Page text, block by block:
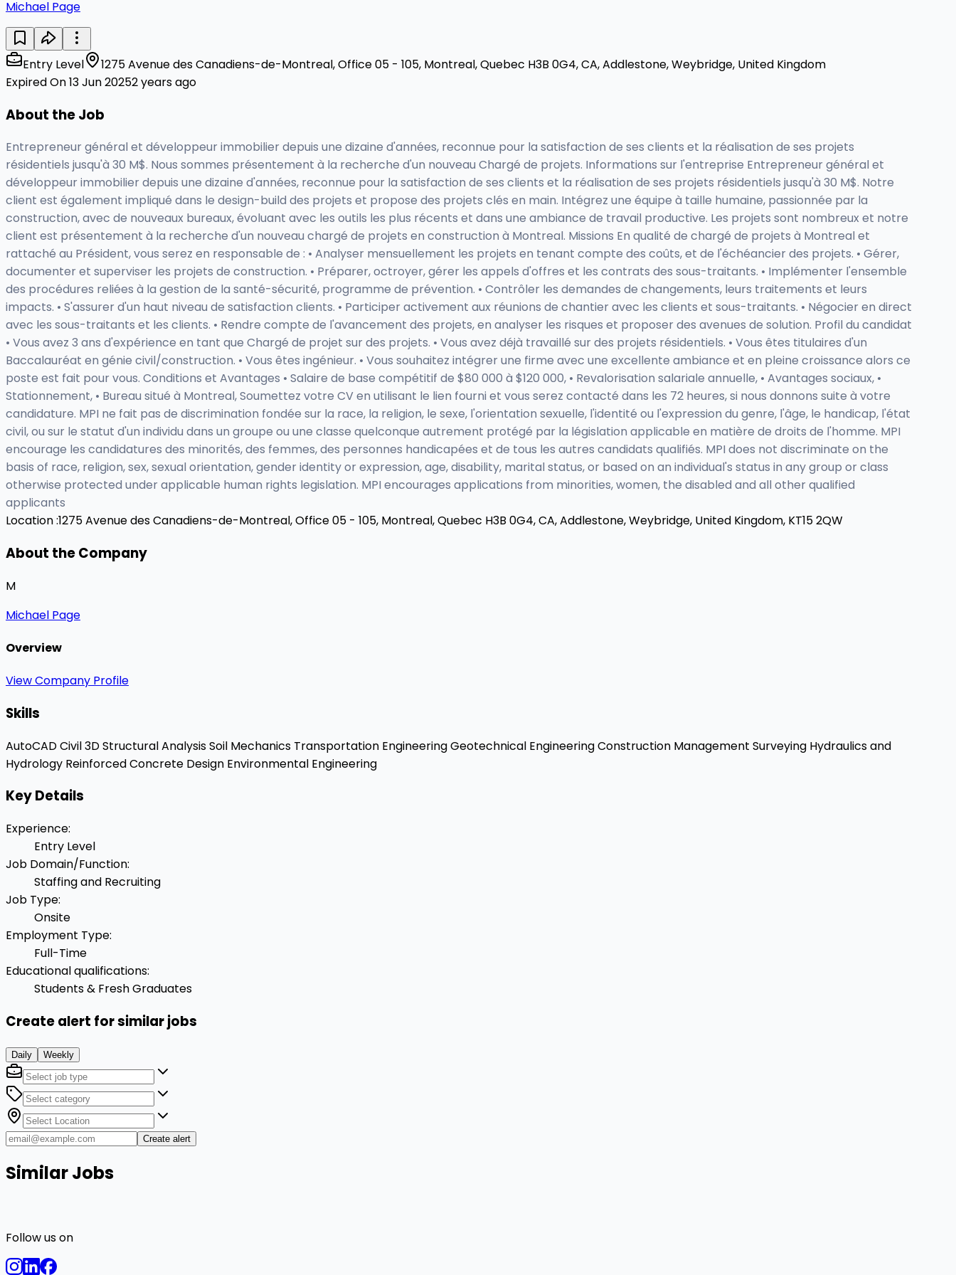
Michael Page
Entry Level
1275 Avenue des Canadiens-de-Montreal, Office 05 - 105, Montreal, Quebec H3B 0G4, CA, Addlestone, Weybridge, United Kingdom
Expired On 13 Jun 20252 years ago
About the Job
Entrepreneur général et développeur immobilier depuis une dizaine d'années, reconnue pour la satisfaction de ses clients et la réalisation de ses projets
résidentiels jusqu'à 30 M$. Nous sommes présentement à la recherche d'un nouveau Chargé de projets. Informations sur l'entreprise Entrepreneur général et
développeur immobilier depuis une dizaine d'années, reconnue pour la satisfaction de ses clients et la réalisation de ses projets résidentiels jusqu'à 30 M$. Notre
client est également impliqué dans le design-build des projets et propose des projets clés en main. Intégrez une équipe à taille humaine, passionnée par la
construction, avec de nouveaux bureaux, évoluant avec les outils les plus récents et dans une ambiance de travail productive. Les projets sont nombreux et notre
client est présentement à la recherche d'un nouveau chargé de projets en construction à Montreal. Missions En qualité de chargé de projets à Montreal et
rattaché au Président, vous serez en responsable de : • Analyser mensuellement les projets en tenant compte des coûts, et de l'échéancier des projets. • Gérer,
documenter et superviser les projets de construction. • Préparer, octroyer, gérer les appels d'offres et les contrats des sous-traitants. • Implémenter l'ensemble
des procédures reliées à la gestion de la santé-sécurité, programme de prévention. • Contrôler les demandes de changements, leurs traitements et leurs
impacts. • S'assurer d'un haut niveau de satisfaction clients. • Participer activement aux réunions de chantier avec les clients et sous-traitants. • Négocier en direct
avec les sous-traitants et les clients. • Rendre compte de l'avancement des projets, en analyser les risques et proposer des avenues de solution. Profil du candidat
• Vous avez 3 ans d'expérience en tant que Chargé de projet sur des projets. • Vous avez déjà travaillé sur des projets résidentiels. • Vous êtes titulaires d'un
Baccalauréat en génie civil/construction. • Vous êtes ingénieur. • Vous souhaitez intégrer une firme avec une excellente ambiance et en pleine croissance alors ce
poste est fait pour vous. Conditions et Avantages • Salaire de base compétitif de $80 000 à $120 000, • Revalorisation salariale annuelle, • Avantages sociaux, •
Stationnement, • Bureau situé à Montreal, Soumettez votre CV en utilisant le lien fourni et vous serez contacté dans les 72 heures, si nous donnons suite à votre
candidature. MPI ne fait pas de discrimination fondée sur la race, la religion, le sexe, l'orientation sexuelle, l'identité ou l'expression du genre, l'âge, le handicap, l'état
civil, ou sur le statut d'un individu dans un groupe ou une classe quelconque autrement protégé par la législation applicable en matière de droits de l'homme. MPI
encourage les candidatures des minorités, des femmes, des personnes handicapées et de tous les autres candidats qualifiés. MPI does not discriminate on the
basis of race, religion, sex, sexual orientation, gender identity or expression, age, disability, marital status, or based on an individual's status in any group or class
otherwise protected under applicable human rights legislation. MPI encourages applications from minorities, women, the disabled and all other qualified
applicants
Location :1275 Avenue des Canadiens-de-Montreal, Office 05 - 105, Montreal, Quebec H3B 0G4, CA,Addlestone, Weybridge, United Kingdom, KT15 2QW
About the Company
M
Michael Page
Overview
View Company Profile
Skills
AutoCAD Civil 3DStructural AnalysisSoil Mechanics Transportation EngineeringGeotechnical EngineeringConstruction Management Surveying Hydraulics and
Hydrology Reinforced Concrete Design Environmental Engineering
Key Details
Experience:
Entry Level
Job Domain/Function:
Staffing and Recruiting
Job Type:
Onsite
Employment Type:
Full-Time
Educational qualifications:
Students & Fresh Graduates
Create alert for similar jobs
Daily Weekly
Create alert
Similar Jobs
Follow us on